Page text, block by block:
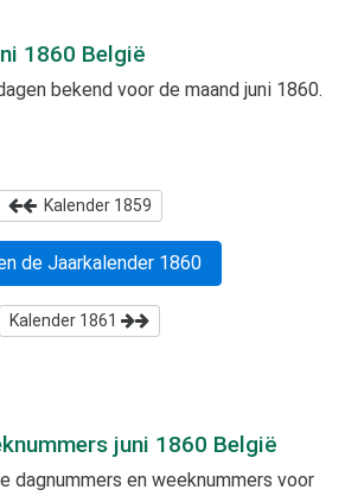
1860 België
bekend voor de maand juni 1860.
Kalender 1859
de Jaarkalender 1860
Kalender 1861
juni 1860 België
dagnummers en weeknummers voor